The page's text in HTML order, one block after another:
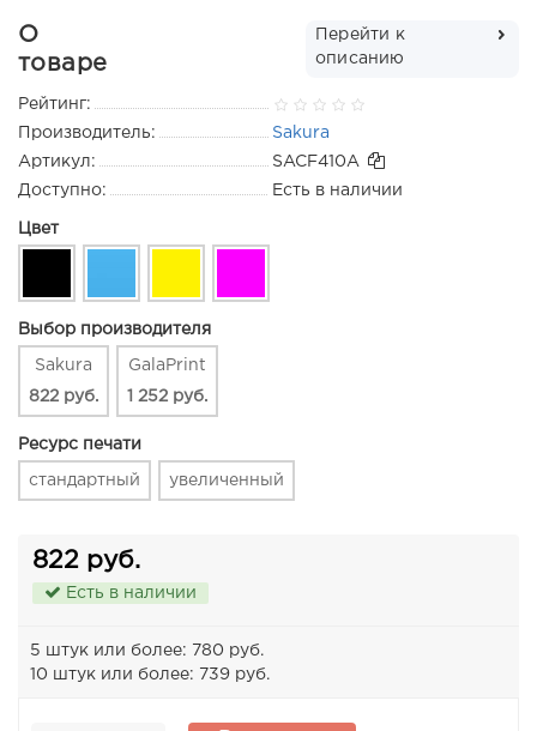
О
товаре
Перейти к
описанию
Рейтинг:
Производитель:
Sakura
Артикул:
SACF410A
Доступно:
Есть в наличии
Цвет
Выбор производителя
Sakura
822 руб.
GalaPrint
1 252 руб.
Ресурс печати
стандартный увеличенный
822 руб.
Есть в наличии
5 штук или более: 780 руб.
10 штук или более: 739 руб.